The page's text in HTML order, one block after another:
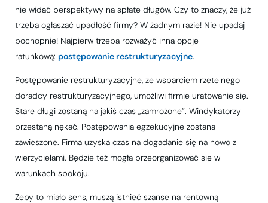
nie widać perspektywy na spłatę długów. Czy to znaczy, że już
trzeba ogłaszać upadłość firmy? W żadnym razie! Nie upadaj
pochopnie! Najpierw trzeba rozważyć inną opcję
ratunkową: postępowanie restrukturyzacyjne.
Postępowanie restrukturyzacyjne, ze wsparciem rzetelnego
doradcy restrukturyzacyjnego, umożliwi firmie uratowanie się.
Stare długi zostaną na jakiś czas „zamrożone”. Windykatorzy
przestaną nękać. Postępowania egzekucyjne zostaną
zawieszone. Firma uzyska czas na dogadanie się na nowo z
wierzycielami. Będzie też mogła przeorganizować się w
warunkach spokoju.
Żeby to miało sens, muszą istnieć szanse na rentowną